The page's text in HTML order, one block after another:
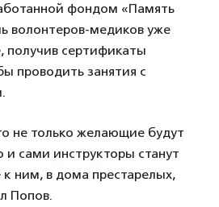
фондом «Память
волонтеров-медиков уже
получив сертификаты
проводить занятия с
не только желающие будут
и сами инструкторы станут
ним, в дома престарелых,
Попов.